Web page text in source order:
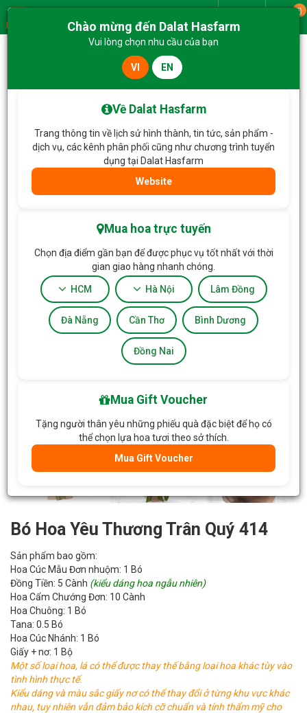
Menu
0
Hoa Tặng & Hoa Dịch Vụ
Bó Hoa Yêu Thương Trân Quý 414
Sản phẩm bao gồm:
Hoa Cúc Mẫu Đơn nhuộm: 1 Bó
Đồng Tiền: 5 Cành (kiểu dáng hoa ngẫu nhiên)
Hoa Cẩm Chướng Đơn: 10 Cành
Hoa Chuông: 1 Bó
Tana: 0.5 Bó
Hoa Cúc Nhánh: 1 Bó
Giấy + nơ: 1 Bộ
Một số loại hoa, lá có thể được thay thế bằng loại hoa khác tùy vào
tình hình thực tế.
Kiểu dáng và màu sắc giấy nơ có thể thay đổi ở từng khu vực khác
nhau, tuy nhiên vẫn đảm bảo kích cỡ chuẩn và tính thẩm mỹ cho
Chào mừng đến Dalat Hasfarm
Vui lòng chọn nhu cầu của bạn
VI EN
Về Dalat Hasfarm
Trang thông tin về lịch sử hình thành, tin tức, sản phẩm -
dịch vụ, các kênh phân phối cũng như chương trình tuyển
dụng tại Dalat Hasfarm
Website
Mua hoa trực tuyến
Chọn địa điểm gần bạn để được phục vụ tốt nhất với thời
gian giao hàng nhanh chóng.
HCM Hà Nội Lâm Đồng
Đà Nẵng Cần Thơ Bình Dương
Đồng Nai
Mua Gift Voucher
Tặng người thân yêu những phiếu quà đặc biệt để họ có
thể chọn lựa hoa tươi theo sở thích.
Mua Gift Voucher